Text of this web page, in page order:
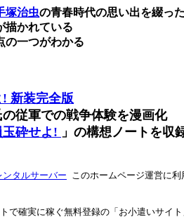
塚治虫の青春時代の思い出を綴っ
描かれている
の一つがわかる
新装完全版
従軍での戦争体験を漫画化
玉砕せよ! 」の構想ノートを収
タルサーバー このホームページ運営に
で確実に稼ぐ無料登録の「お小遣いサイト